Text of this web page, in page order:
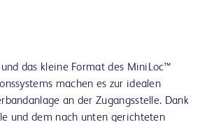
das kleine Format des MiniLoc™
machen es zur idealen
an der Zugangsstelle. Dank
und dem nach unten gerichteten